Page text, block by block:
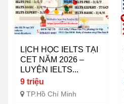
LỊCH HỌC IELTS TẠI
CET NĂM 2026 –
LUYỆN IELTS...
9 triệu
TP.Hồ Chí Minh